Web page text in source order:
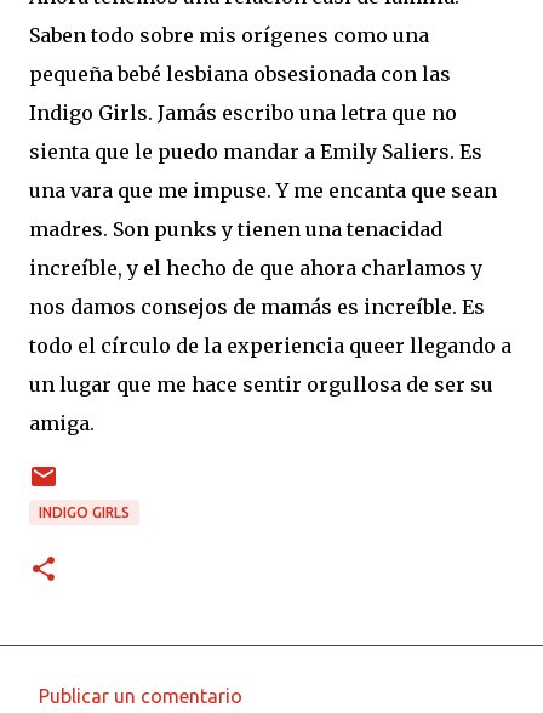
Saben todo sobre mis orígenes como una
pequeña bebé lesbiana obsesionada con las
Indigo Girls. Jamás escribo una letra que no
sienta que le puedo mandar a Emily Saliers. Es
una vara que me impuse. Y me encanta que sean
madres. Son punks y tienen una tenacidad
increíble, y el hecho de que ahora charlamos y
nos damos consejos de mamás es increíble. Es
todo el círculo de la experiencia queer llegando a
un lugar que me hace sentir orgullosa de ser su
amiga.
INDIGO GIRLS
Publicar un comentario